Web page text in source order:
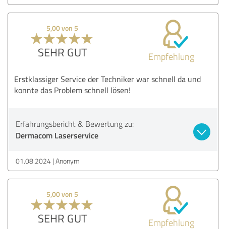
5,00 von 5
SEHR GUT Empfehlung
Erstklassiger Service der Techniker war schnell da und
konnte das Problem schnell lösen!
Erfahrungsbericht & Bewertung zu:
Dermacom Laserservice
01.08.2024 Anonym
5,00 von 5
SEHR GUT Empfehlung